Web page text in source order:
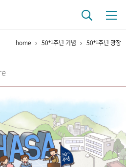
연구 역사
연구자들
home 50+1주년 기념 50+1주년 광장